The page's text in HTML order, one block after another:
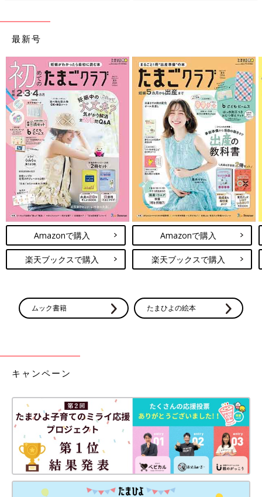
最新号
Amazonで購入
楽天ブックスで購入
Amazonで購入
楽天ブックスで購入
ムック書籍 たまひよの絵本
キャンペーン